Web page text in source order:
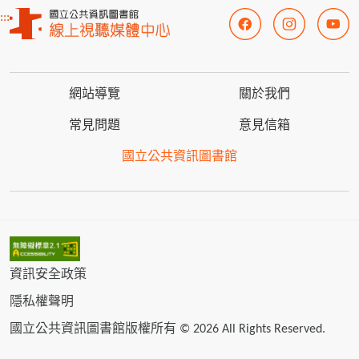
:::
網站導覽 關於我們
常見問題 意見信箱
國立公共資訊圖書館
資訊安全政策
隱私權聲明
國立公共資訊圖書館版權所有 © 2026 All Rights Reserved.